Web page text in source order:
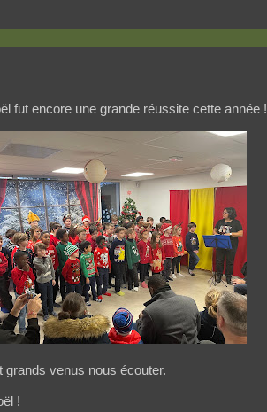
fut encore une grande réussite cette année !
grands venus nous écouter.
!